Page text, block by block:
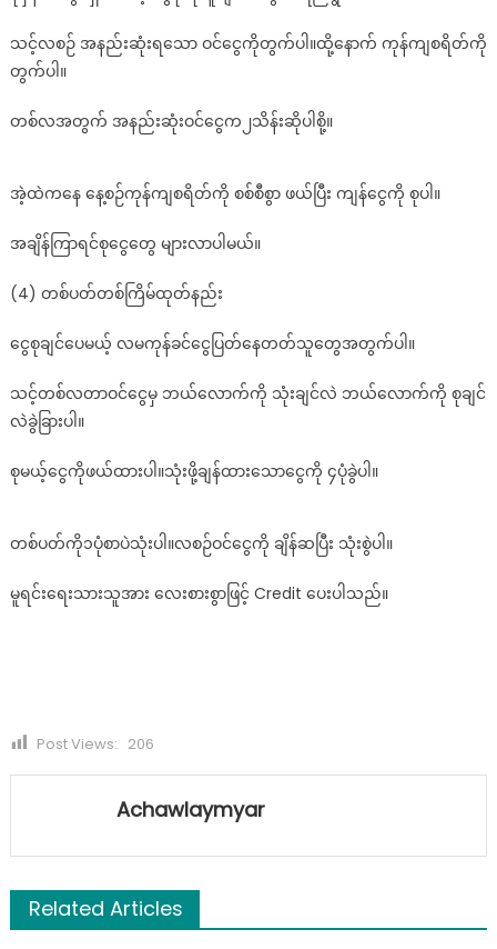
သင့်လစဉ် အနည်းဆုံးရသော ဝင်ငွေကိုတွက်ပါ။ထို့နောက် ကုန်ကျစရိတ်ကို
တွက်ပါ။
တစ်လအတွက် အနည်းဆုံးဝင်ငွေက၂သိန်းဆိုပါစို့။
အဲ့ထဲကနေ နေ့စဉ်ကုန်ကျစရိတ်ကို စစ်စီစွာ ဖယ်ပြီး ကျန်ငွေကို စုပါ။
အချိန်ကြာရင်စုငွေတွေ များလာပါမယ်။
(4) တစ်ပတ်တစ်ကြိမ်ထုတ်နည်း
ငွေစုချင်ပေမယ့် လမကုန်ခင်ငွေပြတ်နေတတ်သူတွေအတွက်ပါ။
သင့်တစ်လတာဝင်ငွေမှ ဘယ်လောက်ကို သုံးချင်လဲ ဘယ်လောက်ကို စုချင်
လဲခွဲခြားပါ။
စုမယ့်ငွေကိုဖယ်ထားပါ။သုံးဖို့ချန်ထားသောငွေကို ၄ပုံခွဲပါ။
တစ်ပတ်ကို၁ပုံစာပဲသုံးပါ။လစဉ်ဝင်ငွေကို ချိန်ဆပြီး သုံးစွဲပါ။
မူရင်းရေးသားသူအား လေးစားစွာဖြင့် Credit ပေးပါသည်။
Post Views: 206
Achawlaymyar
Related Articles